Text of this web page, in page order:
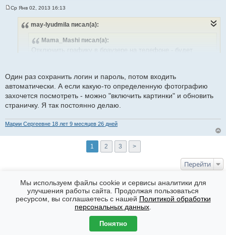
Ср Янв 02, 2013 16:13
may-lyudmila писал(а):
Mama_Mashi писал(а):
Отключить графику в браузере на телефоне - будет
Ну все изображения не хотелось бы отключать. А вот пока
через телефон пытаешься залогиниться, раза два-три
случайно тыкаешь в рекламные баннеры. Было бы круто, если
хотя бы через мобильник была возможность не наслаждаться
многочисленной рекламой. Готова за это платить
Один раз сохранить логин и пароль, потом входить
автоматически. А если какую-то определенную фотографию
захочется посмотреть - можно "включить картинки" и обновить
страничку. Я так постоянно делаю.
Марии Сергеевне 18 лет 9 месяцев 26 дней
1 2 3 >
Перейти
КТО СЕЙЧАС НА ФОРУМЕ
Сейчас эту тему просматривают: Нет
Часовой пояс: GMT + 7
phpBB ® Forum Software © phpBB Limited
Мы используем файлы cookie и сервисы аналитики для
улучшения работы сайта. Продолжая пользоваться
ресурсом, вы соглашаетесь с нашей Политикой обработки
персональных данных
Понятно